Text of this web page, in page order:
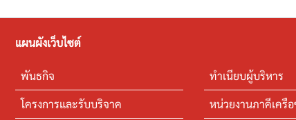
แผนผังเว็บไซต์
พันธกิจ
ทำเนียบผู้บริหาร
โครงการและรับบริจาค
หน่วยงานภาคีเครื